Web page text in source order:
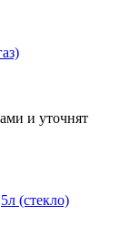
и уточнят